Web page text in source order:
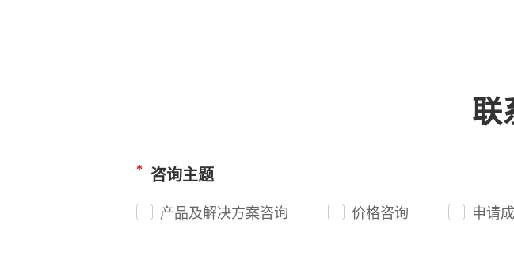
联
* 咨询主题
产品及解决方案咨询 价格咨询 申请